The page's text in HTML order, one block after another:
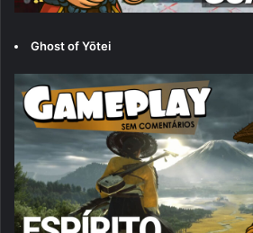
Ghost of Yōtei